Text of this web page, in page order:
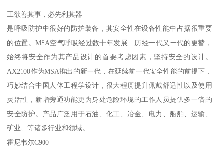
工欲善其事，必先利其器
是呼吸防护中很好的防护装备，其安全性在设备性能中占据很重要
的位置。MSA空气呼吸经过数十年发展，历经一代又一代的更替，
始终将安全作为其产品设计的首要考虑因素，坚持安全的设计。
AX2100作为MSA推出的新一代，在延续前一代安全性能的前提下，
巧妙结合中国人体工程学设计，很大程度提升佩戴舒适性以及使用
灵活性，新增旁通功能更为身处危险环境的工作人员提供多一倍的
安全防护。产品广泛用于石油、化工、冶金、电力、船舶、运输、
矿业、等诸多行业和领域。
霍尼韦尔C900